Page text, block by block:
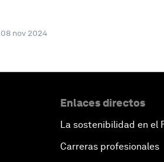
08 nov 2024
Enlaces directos
La sostenibilidad en el
Carreras profesionales